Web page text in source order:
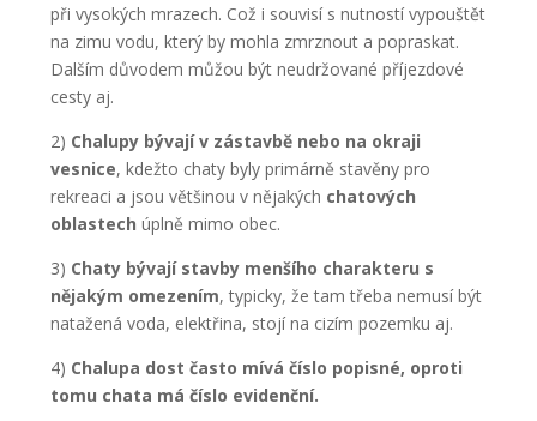
při vysokých mrazech. Což i souvisí s nutností vypouštět
na zimu vodu, který by mohla zmrznout a popraskat.
Dalším důvodem můžou být neudržované příjezdové
cesty aj.
2) Chalupy bývají v zástavbě nebo na okraji
vesnice, kdežto chaty byly primárně stavěny pro
rekreaci a jsou většinou v nějakých chatových
oblastech úplně mimo obec.
3) Chaty bývají stavby menšího charakteru s
nějakým omezením, typicky, že tam třeba nemusí být
natažená voda, elektřina, stojí na cizím pozemku aj.
4) Chalupa dost často mívá číslo popisné, oproti
tomu chata má číslo evidenční.